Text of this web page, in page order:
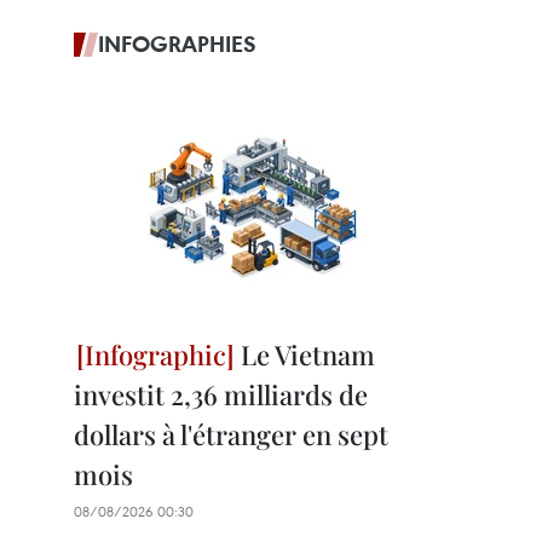
INFOGRAPHIES
Le Vietnam
investit 2,36 milliards de
dollars à l'étranger en sept
mois
08/08/2026 00:30